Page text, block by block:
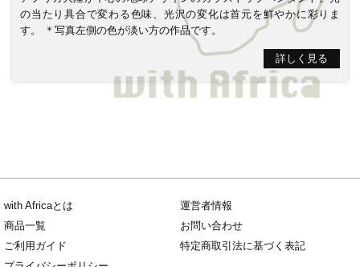
の当たり具合で変わる色味、光沢の変化は首元を鮮やかに彩りま
す。 ＊写真左側の色が淡い方の作品です。
詳しく見る
with Africaとは
運営者情報
商品一覧
お問い合わせ
ご利用ガイド
特定商取引法に基づく表記